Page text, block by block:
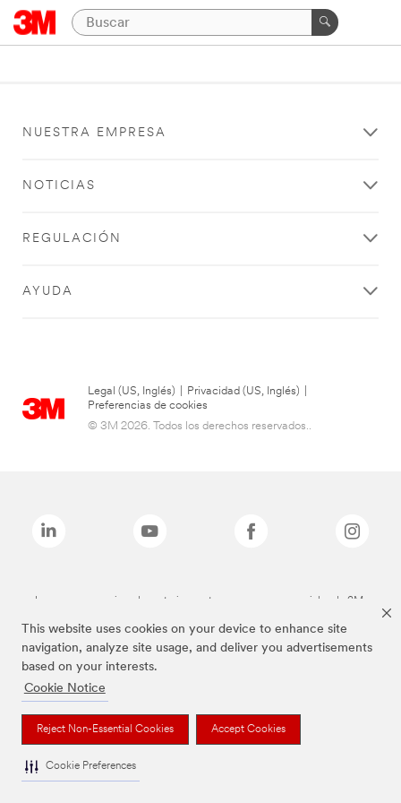
This website uses cookies on your device to enhance site
navigation, analyze site usage, and deliver you advertisements
based on your interests.
Cookie Notice
Reject Non-Essential Cookies Accept Cookies
Cookie Preferences
NUESTRA EMPRESA
NOTICIAS
REGULACIÓN
AYUDA
Legal (US, Inglés) Privacidad (US, Inglés)
Preferencias de cookies
© 3M 2026. Todos los derechos reservados..
Las marcas mencionadas anteriormente son marcas comerciales de 3M.